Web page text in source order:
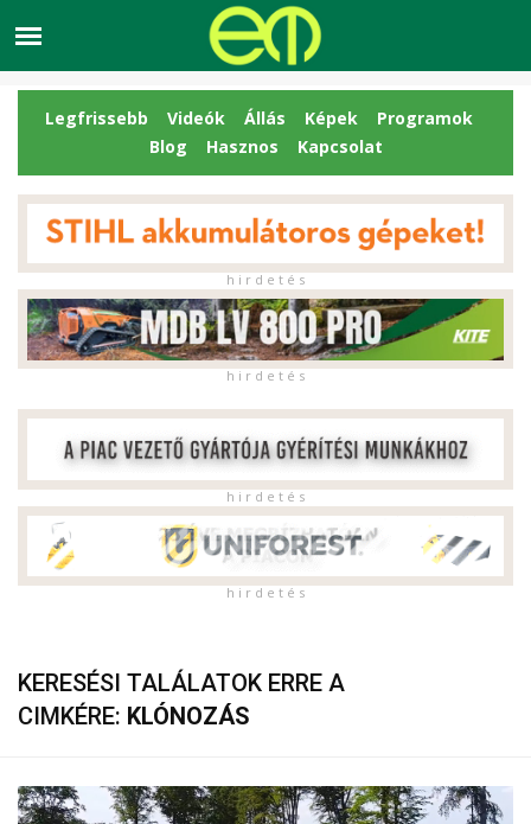
Legfrissebb Videók Állás Képek
Programok
Blog
Hasznos Kapcsolat
h i r d e t é s
h i r d e t é s
h i r d e t é s
h i r d e t é s
KERESÉSI TALÁLATOK ERRE A
CIMKÉRE: KLÓNOZÁS